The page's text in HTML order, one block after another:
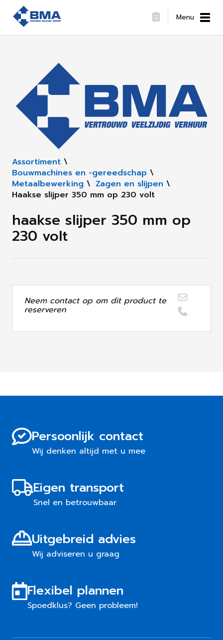
Menu
Assortiment \
Bouwmachines en -gereedschap \
Metaalbewerking \ Zagen en slijpen \
Haakse slijper 350 mm op 230 volt
haakse slijper 350 mm op
230 volt
Neem contact op om dit product te
reserveren
Persoonlijk contact
Wij denken altijd met u mee
Eigen transport
Snel en betrouwbaar
Uitgebreid advies
Wij adviseren u graag
Flexibel plannen
Spoedklus? Geen probleem!